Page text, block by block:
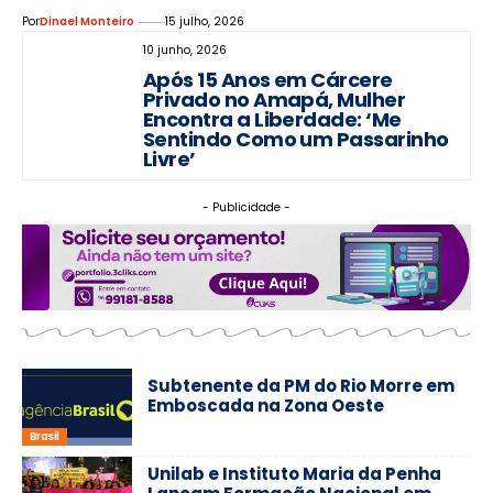
PorDinael Monteiro
15 julho, 2026
10 junho, 2026
Após 15 Anos em Cárcere
Privado no Amapá, Mulher
Encontra a Liberdade: ‘Me
Sentindo Como um Passarinho
Livre’
- Publicidade -
Brasil
Subtenente da PM do Rio Morre em
Emboscada na Zona Oeste
Unilab e Instituto Maria da Penha